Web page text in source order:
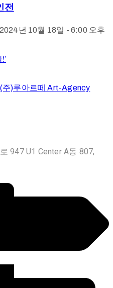
전
2024년 10월 18일 - 6:00 오후
947 U1 Center A동 807,